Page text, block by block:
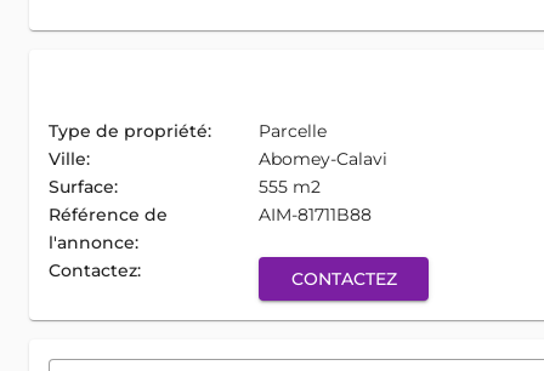
Type de propriété: Parcelle
Ville:
Abomey-Calavi
Surface:
555 m2
Référence de
l'annonce:
AIM-81711B88
Contactez: CONTACTEZ